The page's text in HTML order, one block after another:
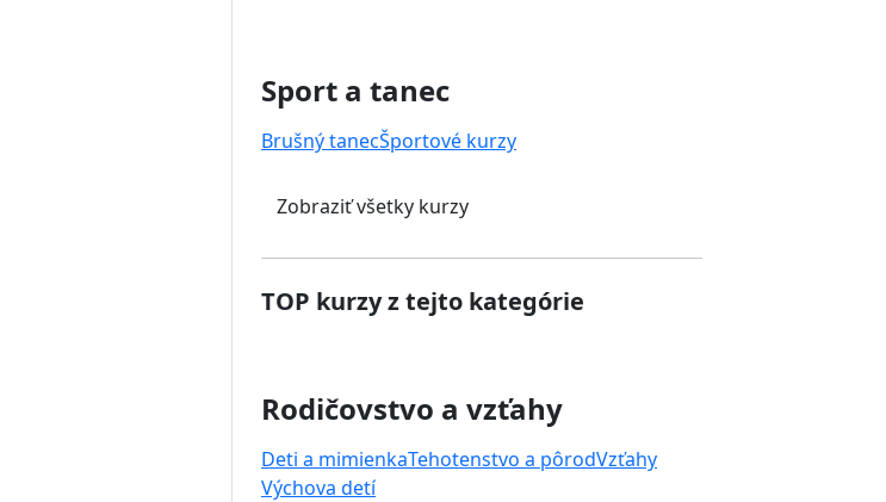
Sport a tanec
Brušný tanecŠportové kurzy
Zobraziť všetky kurzy
TOP kurzy z tejto kategórie
Rodičovstvo a vzťahy
Deti a mimienkaTehotenstvo a pôrodVzťahy
Výchova detí